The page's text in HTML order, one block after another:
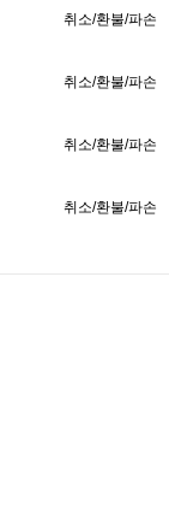
취소/환불/파손
취소/환불/파손
취소/환불/파손
취소/환불/파손